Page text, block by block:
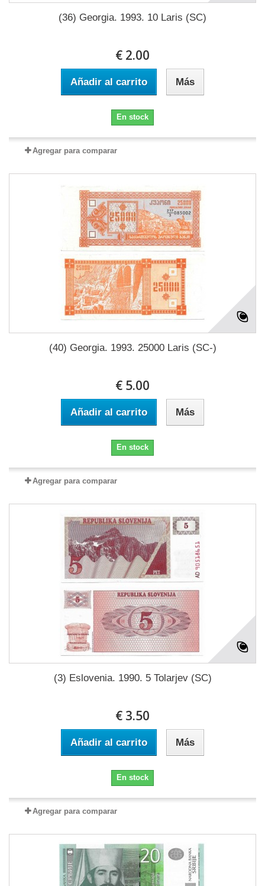
(36) Georgia. 1993. 10 Laris (SC)
€ 2.00
Añadir al carrito Más
En stock
Agregar para comparar
(40) Georgia. 1993. 25000 Laris (SC-)
€ 5.00
Añadir al carrito Más
En stock
Agregar para comparar
(3) Eslovenia. 1990. 5 Tolarjev (SC)
€ 3.50
Añadir al carrito Más
En stock
Agregar para comparar